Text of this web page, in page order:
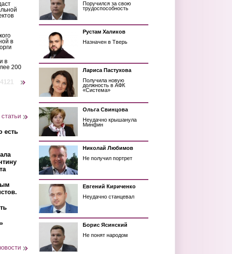
в
в
200
есть
Поручился за свою
трудоспособность
Рустам Халиков
Назначен в Тверь
Лариса Пастухова
Получила новую
должность в АФК
«Система»
Ольга Свинцова
Неудачно крышанула
Минфин
Николай Любимов
Не получил портрет
Евгений Кириченко
Неудачно станцевал
Борис Ясинский
Не понят народом